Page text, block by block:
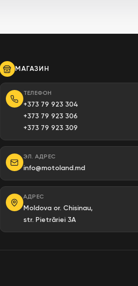
МАГАЗИН
ТЕЛЕФОН
+373 79 923 304
+373 79 923 306
+373 79 923 309
ЭЛ. АДРЕС
info@motoland.md
АДРЕС
Moldova or. Chisinau,
str. Pietrăriei 3A